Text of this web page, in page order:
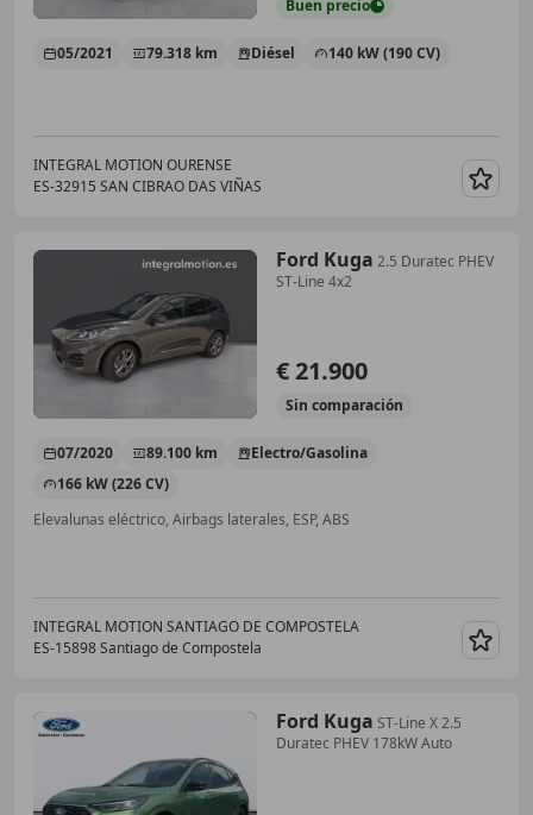
Buen precio
05/2021 79.318 km Diésel 140 kW (190 CV)
INTEGRAL MOTION OURENSE
ES-32915 SAN CIBRAO DAS VIÑAS
Ford Kuga 2.5 Duratec PHEV
ST-Line 4x2
€ 21.900
Sin comparación
07/2020 89.100 km
Electro/Gasolina
166 kW (226 CV)
Elevalunas eléctrico, Airbags laterales, ESP, ABS
INTEGRAL MOTION SANTIAGO DE COMPOSTELA
ES-15898 Santiago de Compostela
Ford Kuga ST-Line X 2.5
Duratec PHEV 178kW Auto